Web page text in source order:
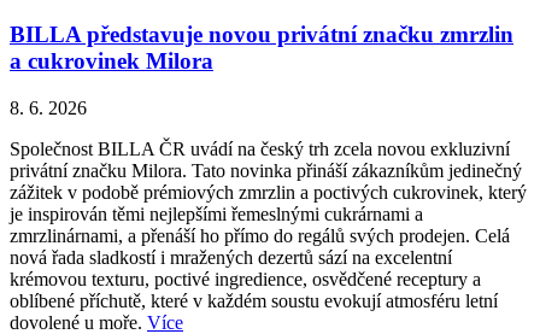
BILLA představuje novou privátní značku zmrzlin
a cukrovinek Milora
8. 6. 2026
Společnost BILLA ČR uvádí na český trh zcela novou exkluzivní
privátní značku Milora. Tato novinka přináší zákazníkům jedinečný
zážitek v podobě prémiových zmrzlin a poctivých cukrovinek, který
je inspirován těmi nejlepšími řemeslnými cukrárnami a
zmrzlinárnami, a přenáší ho přímo do regálů svých prodejen. Celá
nová řada sladkostí i mražených dezertů sází na excelentní
krémovou texturu, poctivé ingredience, osvědčené receptury a
oblíbené příchutě, které v každém soustu evokují atmosféru letní
dovolené u moře. Více